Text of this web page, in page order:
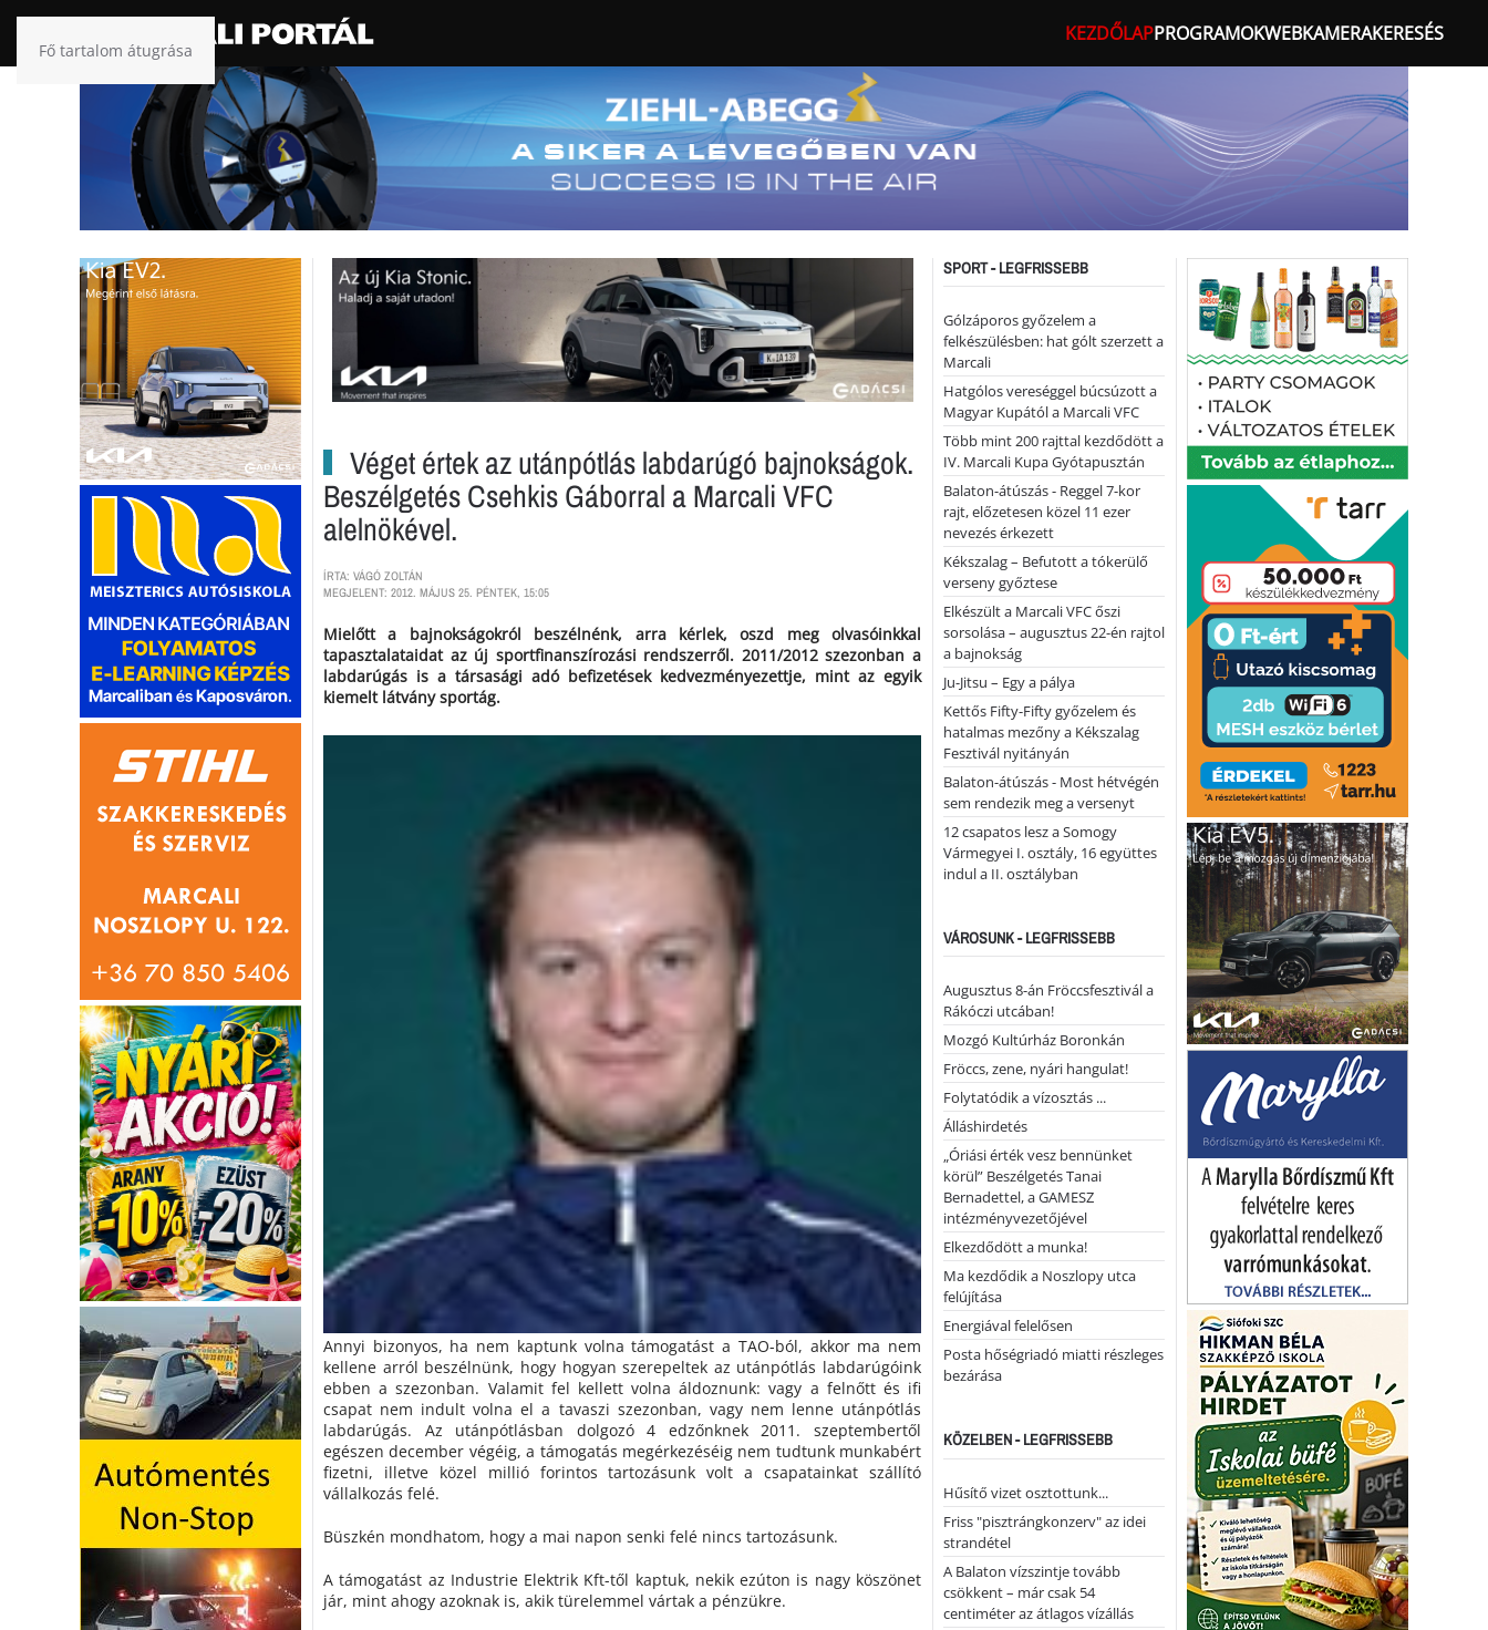
Fő tartalom átugrása
KEZDŐLAPPROGRAMOKWEBKAMERAKERESÉS
Véget értek az utánpótlás labdarúgó bajnokságok.
Beszélgetés Csehkis Gáborral a Marcali VFC
alelnökével.
ÍRTA: VÁGÓ ZOLTÁN
MEGJELENT: 2012. MÁJUS 25. PÉNTEK, 15:05
Mielőtt a bajnokságokról beszélnénk, arra kérlek, oszd meg olvasóinkkal
tapasztalataidat az új sportfinanszírozási rendszerről. 2011/2012 szezonban a
labdarúgás is a társasági adó befizetések kedvezményezettje, mint az egyik
kiemelt látvány sportág.
Annyi bizonyos, ha nem kaptunk volna támogatást a TAO-ból, akkor ma nem
kellene arról beszélnünk, hogy hogyan szerepeltek az utánpótlás labdarúgóink
ebben a szezonban. Valamit fel kellett volna áldoznunk: vagy a felnőtt és ifi
csapat nem indult volna el a tavaszi szezonban, vagy nem lenne utánpótlás
labdarúgás. Az utánpótlásban dolgozó 4 edzőnknek 2011. szeptembertől
egészen december végéig, a támogatás megérkezéséig nem tudtunk munkabért
fizetni, illetve közel millió forintos tartozásunk volt a csapatainkat szállító
vállalkozás felé.
Büszkén mondhatom, hogy a mai napon senki felé nincs tartozásunk.
A támogatást az Industrie Elektrik Kft-től kaptuk, nekik ezúton is nagy köszönet
jár, mint ahogy azoknak is, akik türelemmel vártak a pénzükre.
SPORT - LEGFRISSEBB
Gólzáporos győzelem a
felkészülésben: hat gólt szerzett a
Marcali
Hatgólos vereséggel búcsúzott a
Magyar Kupától a Marcali VFC
Több mint 200 rajttal kezdődött a
IV. Marcali Kupa Gyótapusztán
Balaton-átúszás - Reggel 7-kor
rajt, előzetesen közel 11 ezer
nevezés érkezett
Kékszalag – Befutott a tókerülő
verseny győztese
Elkészült a Marcali VFC őszi
sorsolása – augusztus 22-én rajtol
a bajnokság
Ju-Jitsu – Egy a pálya
Kettős Fifty-Fifty győzelem és
hatalmas mezőny a Kékszalag
Fesztivál nyitányán
Balaton-átúszás - Most hétvégén
sem rendezik meg a versenyt
12 csapatos lesz a Somogy
Vármegyei I. osztály, 16 együttes
indul a II. osztályban
VÁROSUNK - LEGFRISSEBB
Augusztus 8-án Fröccsfesztivál a
Rákóczi utcában!
Mozgó Kultúrház Boronkán
Fröccs, zene, nyári hangulat!
Folytatódik a vízosztás ...
Álláshirdetés
„Óriási érték vesz bennünket
körül” Beszélgetés Tanai
Bernadettel, a GAMESZ
intézményvezetőjével
Elkezdődött a munka!
Ma kezdődik a Noszlopy utca
felújítása
Energiával felelősen
Posta hőségriadó miatti részleges
bezárása
KÖZELBEN - LEGFRISSEBB
Hűsítő vizet osztottunk...
Friss "pisztrángkonzerv" az idei
strandétel
A Balaton vízszintje tovább
csökkent – már csak 54
centiméter az átlagos vízállás